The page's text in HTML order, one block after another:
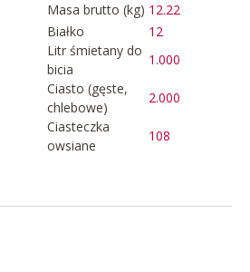
Masa brutto (kg) 12.22
Białko
12
Litr śmietany do
bicia
1.000
Ciasto (gęste,
chlebowe)
2.000
Ciasteczka
owsiane
108